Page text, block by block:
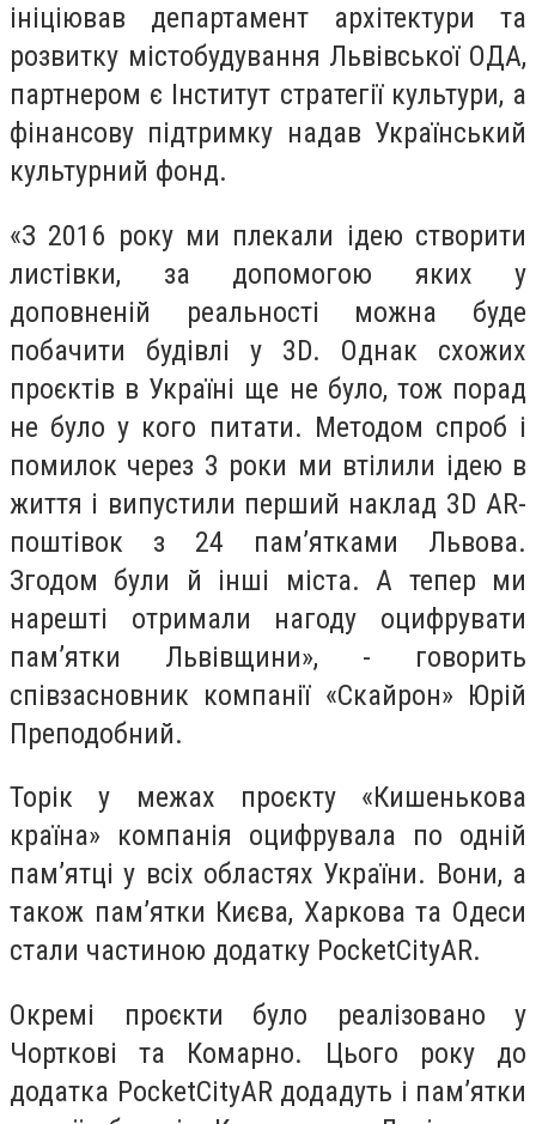
ініціював департамент архітектури та
розвитку містобудування Львівської ОДА,
партнером є Інститут стратегії культури, а
фінансову підтримку надав Український
культурний фонд.
«З 2016 року ми плекали ідею створити
листівки, за допомогою яких у
доповненій реальності можна буде
побачити будівлі у 3D. Однак схожих
проєктів в Україні ще не було, тож порад
не було у кого питати. Методом спроб і
помилок через 3 роки ми втілили ідею в
життя і випустили перший наклад 3D AR-
поштівок з 24 пам’ятками Львова.
Згодом були й інші міста. А тепер ми
нарешті отримали нагоду оцифрувати
пам’ятки Львівщини», - говорить
співзасновник компанії «Скайрон» Юрій
Преподобний.
Торік у межах проєкту «Кишенькова
країна» компанія оцифрувала по одній
пам’ятці у всіх областях України. Вони, а
також пам’ятки Києва, Харкова та Одеси
стали частиною додатку PocketCityAR.
Окремі проєкти було реалізовано у
Чорткові та Комарно. Цього року до
додатка PocketCityAR додадуть і пам’ятки